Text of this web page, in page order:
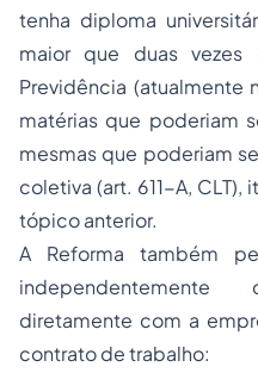
tenha diploma
maior que duas
Previdência (atualmente
matérias que poderiam
mesmas que poderiam
coletiva (art. 611-A, CLT),
tópico anterior.
A Reforma também
diretamente com a
contrato de trabalho: